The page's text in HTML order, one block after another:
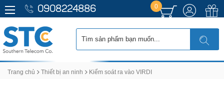
0908224886 0
Trang chủ Thiết bị an ninh Kiểm soát ra vào VIRDI